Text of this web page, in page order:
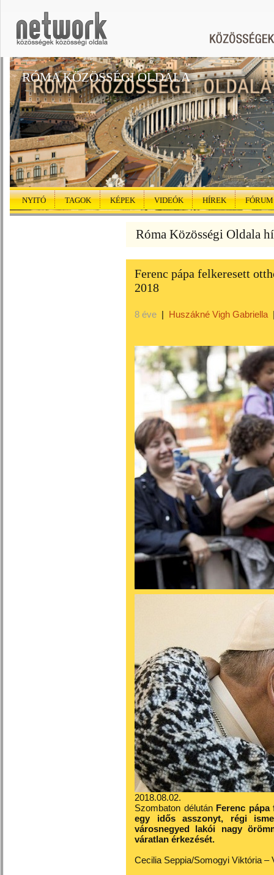
RÓMA KÖZÖSSÉGI OLDALA
NYITÓ TAGOK KÉPEK VIDEÓK HÍREK FÓRUM
Róma Közösségi Oldala
Ferenc pápa felkeresett
2018
8 éve | Huszákné Vigh Gabriella
2018.08.02.
Szombaton délutánFerenc pápa
egy idős asszonyt, régi
városnegyed lakói nagy
váratlan érkezését.
Cecilia Seppia/Somogyi Viktória –